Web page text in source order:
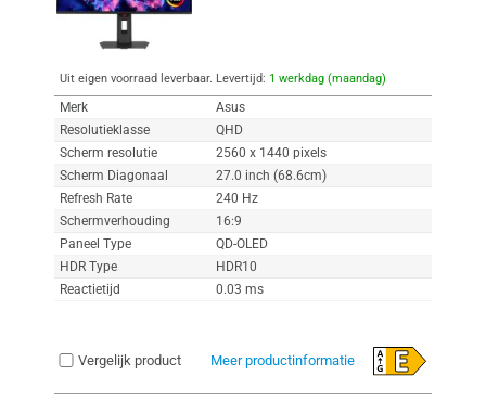
Uit eigen voorraad leverbaar. Levertijd: 1 werkdag (maandag)
Merk
Asus
Resolutieklasse
QHD
Scherm resolutie
2560 x 1440 pixels
Scherm Diagonaal
27.0 inch (68.6cm)
Refresh Rate
240 Hz
Schermverhouding
16:9
Paneel Type
QD-OLED
HDR Type
HDR10
Reactietijd
0.03 ms
Vergelijk product Meer productinformatie